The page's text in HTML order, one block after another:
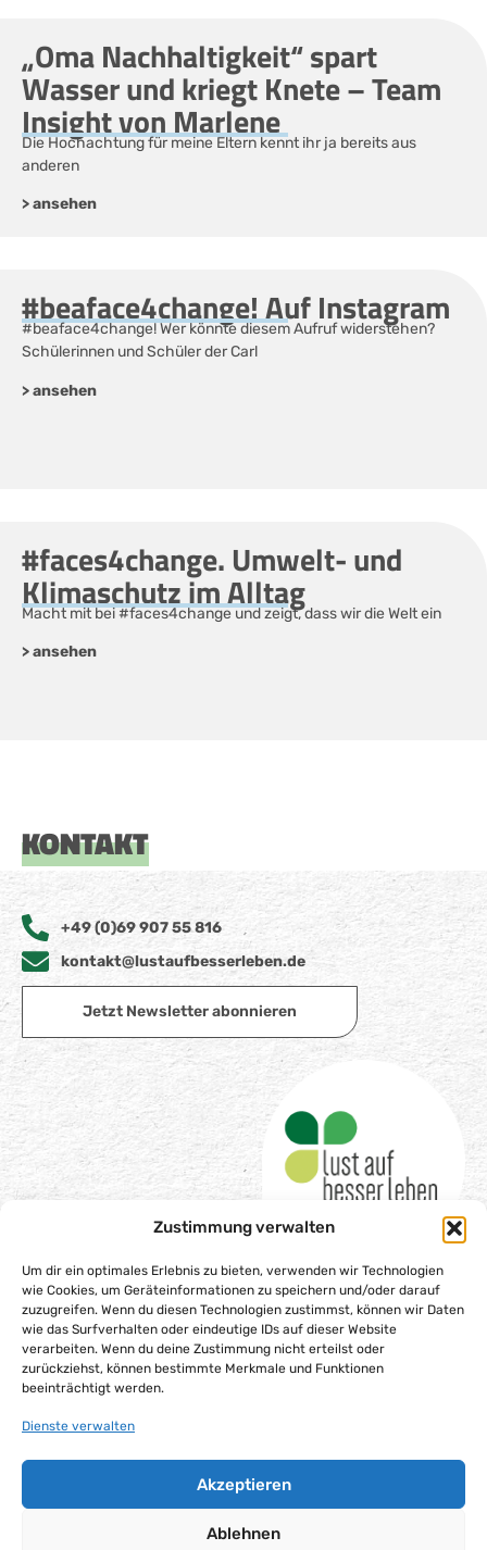
Zustimmung verwalten
Um dir ein optimales Erlebnis zu bieten, verwenden wir Technologien
wie Cookies, um Geräteinformationen zu speichern und/oder darauf
zuzugreifen. Wenn du diesen Technologien zustimmst, können wir Daten
wie das Surfverhalten oder eindeutige IDs auf dieser Website
verarbeiten. Wenn du deine Zustimmung nicht erteilst oder
zurückziehst, können bestimmte Merkmale und Funktionen
beeinträchtigt werden.
Dienste verwalten
Akzeptieren
Ablehnen
„Oma Nachhaltigkeit“ spart
Wasser und kriegt Knete – Team
Insight von Marlene
Die Hochachtung für meine Eltern kennt ihr ja bereits aus
anderen
> ansehen
#beaface4change! Auf Instagram
#beaface4change! Wer könnte diesem Aufruf widerstehen?
Schülerinnen und Schüler der Carl
> ansehen
#faces4change. Umwelt- und
Klimaschutz im Alltag
Macht mit bei #faces4change und zeigt, dass wir die Welt ein
> ansehen
KONTAKT
+49 (0)69 907 55 816
kontakt@lustaufbesserleben.de
Jetzt Newsletter abonnieren
Impressum
Datenschutzerklärung
Barrierefreiheitserklärung
Gesellschaftsvertrag
Cookie-Richtlinie (EU)
Alle Rechte vorbehalten – Lust auf besser leben gGmbH,